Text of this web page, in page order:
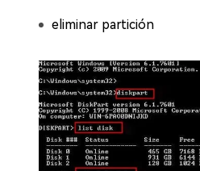
eliminar partición